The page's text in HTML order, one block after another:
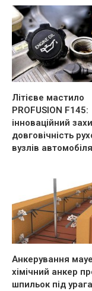
Літієве мастило
PROFUSION F145:
інноваційний
довговічність
вузлів автомобіля
Анкерування
хімічний анкер
шпильок під